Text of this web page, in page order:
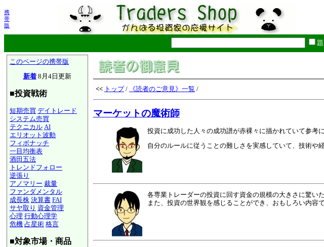
携
帯
版
このページの携帯版
新着 8月4日更新
■投資戦術
短期売買 デイトレード
システム売買
テクニカル AI
エリオット波動
フィボナッチ
一目均衡表
酒田五法
トレンドフォロー
逆張り
アノマリー 裁量
ファンダメンタル
成長株 決算書 FAI
サヤ取り 資金管理
心理 行動心理学
危機 占星術 格言
■対象市場・商品
<< トップ/ 《読者のご意見》一覧 /
マーケットの魔術師
投資に成功した人々の成功譜が赤裸々に描かれていて参考に
自分のルールに従うことの難しさを実感していて、技術や
各専業トレーダーの投資に回す資金の規模の大きさに驚いた
また、投資の世界観を感じることができ、おもしろい内容で